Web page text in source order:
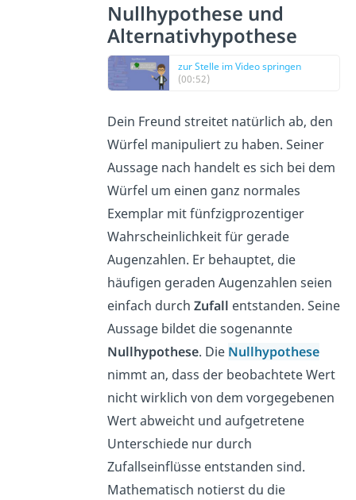
Nullhypothese und
Alternativhypothese
zur Stelle im Video springen
(00:52)
Dein Freund streitet natürlich ab, den
Würfel manipuliert zu haben. Seiner
Aussage nach handelt es sich bei dem
Würfel um einen ganz normales
Exemplar mit fünfzigprozentiger
Wahrscheinlichkeit für gerade
Augenzahlen. Er behauptet, die
häufigen geraden Augenzahlen seien
einfach durch Zufall entstanden. Seine
Aussage bildet die sogenannte
Nullhypothese. Die Nullhypothese
nimmt an, dass der beobachtete Wert
nicht wirklich von dem vorgegebenen
Wert abweicht und aufgetretene
Unterschiede nur durch
Zufallseinflüsse entstanden sind.
Mathematisch notierst du die